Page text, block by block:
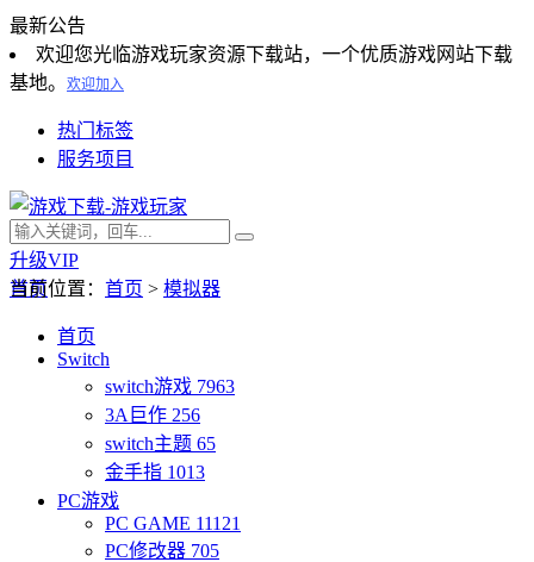
最新公告
欢迎您光临游戏玩家资源下载站，一个优质游戏网站下载
基地。
欢迎加入
热门标签
服务项目
升级VIP
首页
首页
Switch
switch游戏 7963
3A巨作 256
switch主题 65
金手指 1013
PC游戏
PC GAME 11121
PC修改器 705
当前位置： 首页 > 模拟器